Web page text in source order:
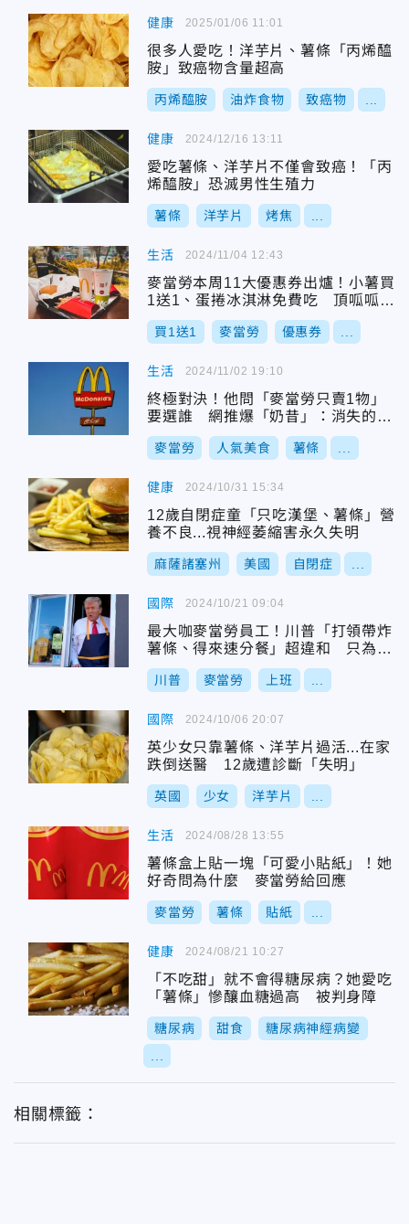
健康
很多人愛吃！洋芋片、薯條「丙烯醯
胺」致癌物含量超高
丙烯醯胺 油炸食物 致癌物
2025/01/06 11:01
健康
愛吃薯條、洋芋片不僅會致癌！「丙
烯醯胺」恐滅男性生殖力
薯條 洋芋片 烤焦
2024/12/16 13:11
生活
麥當勞本周11大優惠券出爐！小薯買
1送1、蛋捲冰淇淋免費吃 頂呱呱雙
11好康曝
買1送1 麥當勞 優惠券
2024/11/04 12:43
生活
終極對決！他問「麥當勞只賣1物」
要選誰 網推爆「奶昔」：消失的美
好
麥當勞 人氣美食 薯條
2024/11/02 19:10
健康
12歲自閉症童「只吃漢堡、薯條」營
養不良...視神經萎縮害永久失明
麻薩諸塞州 美國 自閉症
2024/10/31 15:34
國際
最大咖麥當勞員工！川普「打領帶炸
薯條、得來速分餐」超違和 只為質
疑賀錦麗
川普 麥當勞 上班
2024/10/21 09:04
國際
英少女只靠薯條、洋芋片過活...在家
跌倒送醫 12歲遭診斷「失明」
英國 少女 洋芋片
2024/10/06 20:07
生活
薯條盒上貼一塊「可愛小貼紙」！她
好奇問為什麼 麥當勞給回應
麥當勞 薯條 貼紙
2024/08/28 13:55
健康
「不吃甜」就不會得糖尿病？她愛吃
「薯條」慘釀血糖過高 被判身障
糖尿病 甜食 糖尿病神經病變
2024/08/21 10:27
相關標籤：